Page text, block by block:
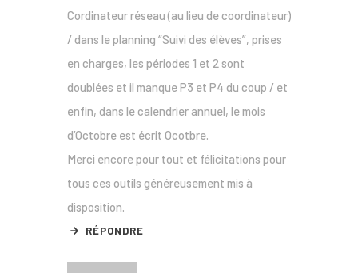
Cordinateur réseau (au lieu de coordinateur)
/ dans le planning “Suivi des élèves”, prises
en charges, les périodes 1 et 2 sont
doublées et il manque P3 et P4 du coup / et
enfin, dans le calendrier annuel, le mois
d’Octobre est écrit Ocotbre.
Merci encore pour tout et félicitations pour
tous ces outils généreusement mis à
disposition.
RÉPONDRE